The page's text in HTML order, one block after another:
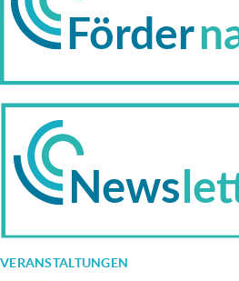
VERANSTALTUNGEN